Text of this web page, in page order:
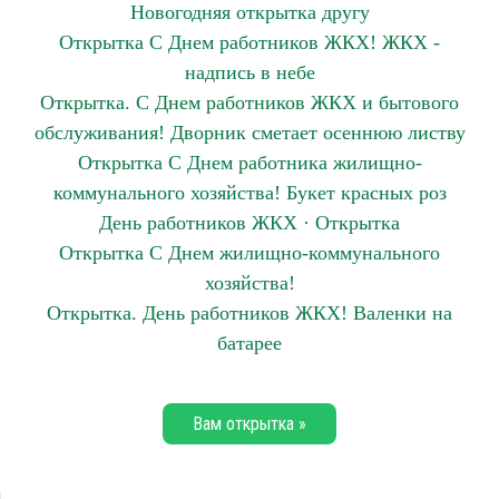
Новогодняя открытка другу
Открытка С Днем работников ЖКХ! ЖКХ -
надпись в небе
Открытка. С Днем работников ЖКХ и бытового
обслуживания! Дворник сметает осеннюю листву
Открытка С Днем работника жилищно-
коммунального хозяйства! Букет красных роз
День работников ЖКХ · Открытка
Открытка С Днем жилищно-коммунального
хозяйства!
Открытка. День работников ЖКХ! Валенки на
батарее
Вам открытка »